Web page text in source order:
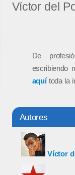
Víctor del
De
escribiendo
aquítoda la
Autores
Víctor